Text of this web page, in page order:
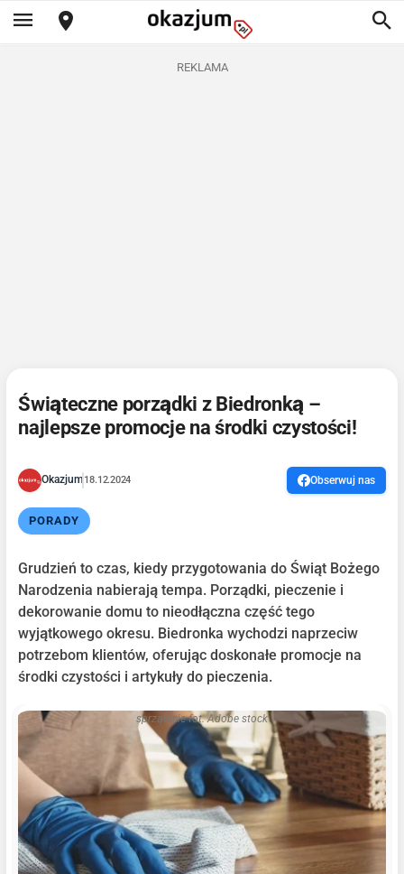
REKLAMA
Świąteczne porządki z Biedronką –
najlepsze promocje na środki czystości!
Okazjum 18.12.2024 Obserwuj nas
PORADY
Grudzień to czas, kiedy przygotowania do Świąt Bożego
Narodzenia nabierają tempa. Porządki, pieczenie i
dekorowanie domu to nieodłączna część tego
wyjątkowego okresu. Biedronka wychodzi naprzeciw
potrzebom klientów, oferując doskonałe promocje na
środki czystości i artykuły do pieczenia.
sprzątanie fot. Adobe stock